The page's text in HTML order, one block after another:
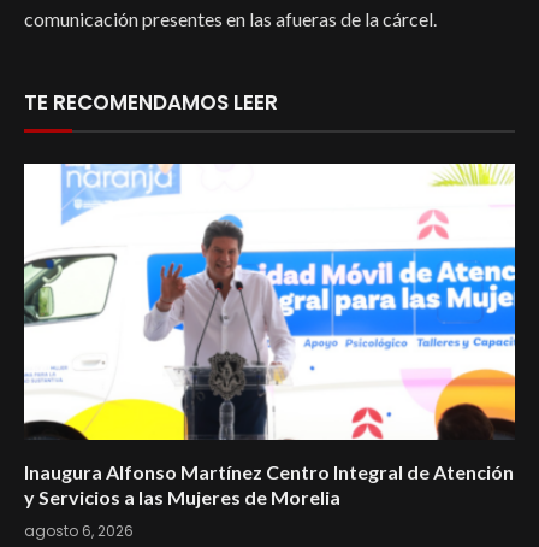
comunicación presentes en las afueras de la cárcel.
TE RECOMENDAMOS LEER
Inaugura Alfonso Martínez Centro Integral de Atención
y Servicios a las Mujeres de Morelia
agosto 6, 2026